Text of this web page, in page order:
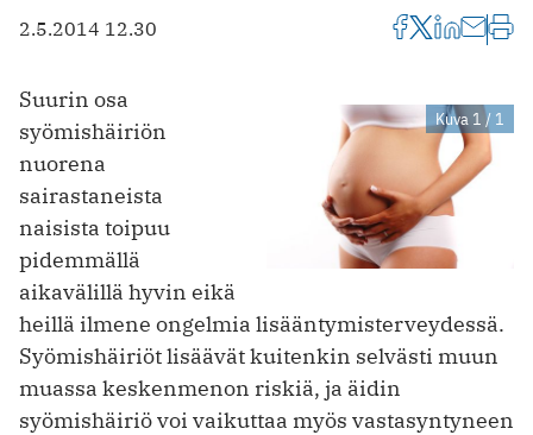
2.5.2014 12.30
Kuva 1 / 1
Suurin osa
syömishäiriön
nuorena
sairastaneista
naisista toipuu
pidemmällä
aikavälillä hyvin eikä
heillä ilmene ongelmia lisääntymisterveydessä.
Syömishäiriöt lisäävät kuitenkin selvästi muun
muassa keskenmenon riskiä, ja äidin
syömishäiriö voi vaikuttaa myös vastasyntyneen